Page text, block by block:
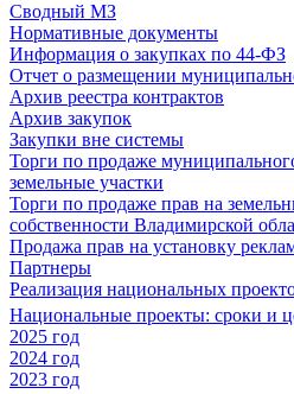
Сводный МЗ
Нормативные документы
Информация о закупках по 44-ФЗ
Отчет о размещении
Архив реестра контрактов
Архив закупок
Закупки вне системы
Торги по продаже
земельные участки
Торги по продаже прав на
собственности Владимирской
Продажа прав на установку
Партнеры
Реализация национальных
Национальные проекты: сроки и
2025 год
2024 год
2023 год